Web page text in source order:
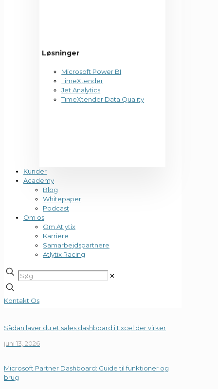
Løsninger
Microsoft Power BI
TimeXtender
Jet Analytics
TimeXtender Data Quality
Kunder
Academy
Blog
Whitepaper
Podcast
Om os
Om Atlytix
Karriere
Samarbejdspartnere
Atlytix Racing
✕
Kontakt Os
Sådan laver du et sales dashboard i Excel der virker
juni 13, 2026
Microsoft Partner Dashboard: Guide til funktioner og
brug